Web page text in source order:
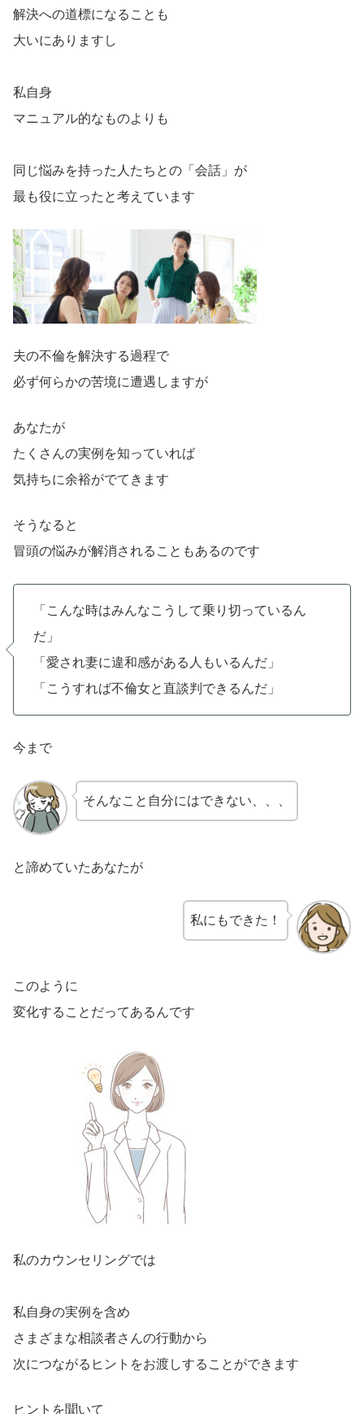
解決への道標になることも
大いにありますし
私自身
マニュアル的なものよりも
同じ悩みを持った人たちとの「会話」が
最も役に立ったと考えています
夫の不倫を解決する過程で
必ず何らかの苦境に遭遇しますが
あなたが
たくさんの実例を知っていれば
気持ちに余裕がでてきます
そうなると
冒頭の悩みが解消されることもあるのです
「こんな時はみんなこうして乗り切っているん
だ」
「愛され妻に違和感がある人もいるんだ」
「こうすれば不倫女と直談判できるんだ」
今まで
そんなこと自分にはできない、、、
と諦めていたあなたが
私にもできた！
このように
変化することだってあるんです
私のカウンセリングでは
私自身の実例を含め
さまざまな相談者さんの行動から
次につながるヒントをお渡しすることができます
ヒントを聞いて